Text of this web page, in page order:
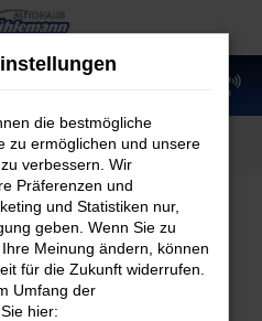
Fahrzeugmarkt
die bestmögliche
zu ermöglichen und unsere
verbessern. Wir
Präferenzen und
und Statistiken nur,
geben. Wenn Sie zu
Meinung ändern, können
für die Zukunft widerrufen.
Umfang der
hier: